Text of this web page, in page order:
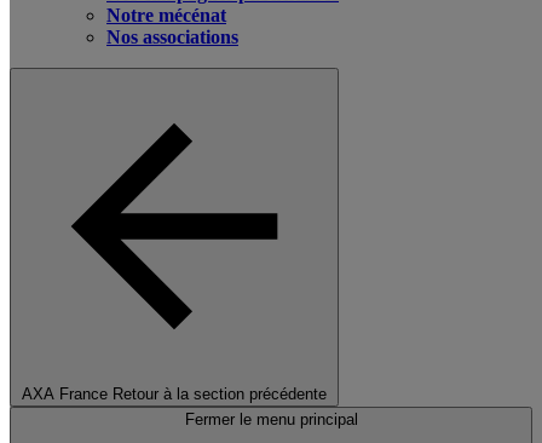
Notre mécénat
Nos associations
AXA France Retour à la section précédente
Fermer le menu principal